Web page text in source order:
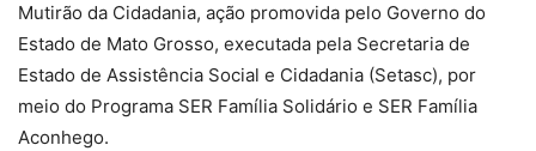
Mutirão da Cidadania, ação promovida pelo Governo do
Estado de Mato Grosso, executada pela Secretaria de
Estado de Assistência Social e Cidadania (Setasc), por
meio do Programa SER Família Solidário e SER Família
Aconhego.